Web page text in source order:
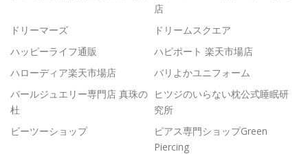
店
ドリーマーズ
ドリームスクエア
ハッピーライフ通販
ハピポート 楽天市場店
ハローディア楽天市場店
バリよかユニフォーム
パールジュエリー専門店 真珠の
杜
ヒツジのいらない枕公式睡眠研
究所
ビーツーショップ
ピアス専門ショップGreen
Piercing